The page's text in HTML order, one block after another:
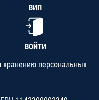
ВИП
ВОЙТИ
хранению персональных